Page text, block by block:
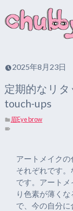
2025年8月23日
定期的なリ
touch-ups
眉Eye brow
アートメイク
それぞれです
です。アート
り色素が薄く
で、今の自分